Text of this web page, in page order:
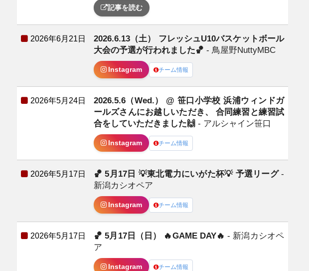
記事を読む
2026年6月21日
2026.6.13（土） フレッシュU10バスケットボール
大会の予選が行われました🏀 - 鳥屋野NuttyMBC
Instagram チーム情報
2026年5月24日
⁡2026.5.6（Wed.） @ 笹口小学校 浜浦ウィンドガ
ールズさんにお越しいただき、 合同練習と練習試
合をしていただきました🙌 - アルシャイン笹口
Instagram チーム情報
2026年5月17日 🏀 5月17日 💡東北電力にいがた杯💡 予選リーグ -
新潟カシオペア
Instagram チーム情報
2026年5月17日 🏀 5月17日（日） 🔥GAME DAY🔥- 新潟カシオペ
ア
Instagram チーム情報